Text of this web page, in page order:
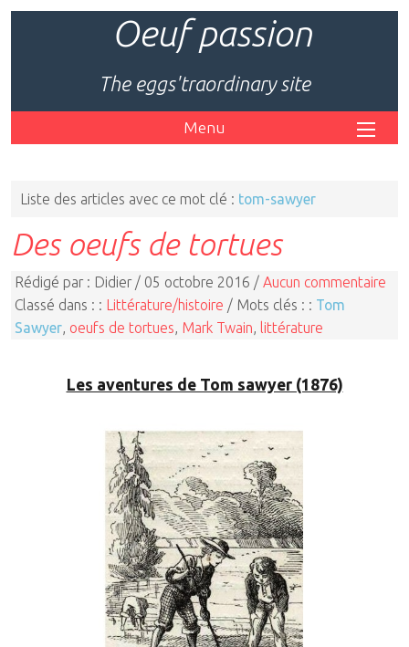
Oeuf passion
The eggs'traordinary site
Menu
Liste des articles avec ce mot clé : tom-sawyer
Des oeufs de tortues
Rédigé par : Didier / 05 octobre 2016 / Aucun commentaire
Classé dans : : Littérature/histoire / Mots clés : : Tom
Sawyer oeufs de tortues Mark Twain littérature
Les aventures de Tom sawyer (1876)